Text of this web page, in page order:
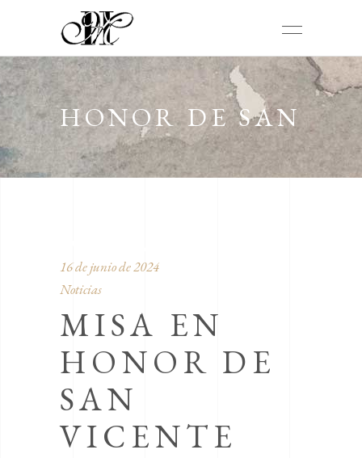
HONOR DE SAN
16 de junio de 2024
Noticias
MISA EN
HONOR DE
SAN
VICENTE